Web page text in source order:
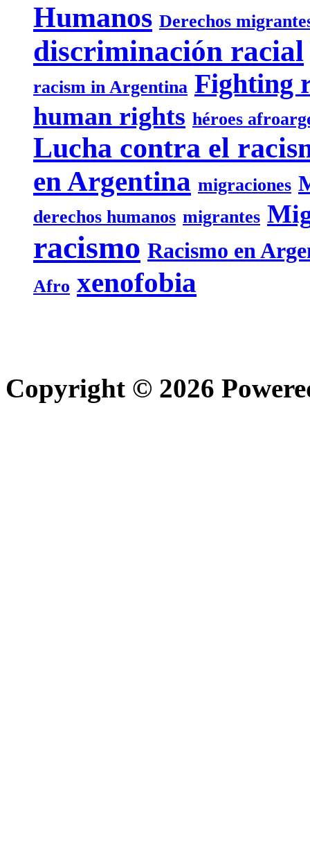
Humanos Derechos
discriminación racial
racism in Argentina Fighting
human rights héroes
Lucha contra el
en Argentina migraciones
derechos humanos migrantes
racismo Racismo en
Afro xenofobia
Copyright © 2026